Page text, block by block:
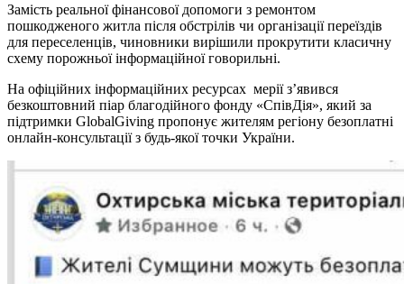
Замість реальної фінансової допомоги з ремонтом
пошкодженого житла після обстрілів чи організації переїздів
для переселенців, чиновники вирішили прокрутити класичну
схему порожньої інформаційної говорильні.
На офіційних інформаційних ресурсах мерії з’явився
безкоштовний піар благодійного фонду «СпівДія», який за
підтримки GlobalGiving пропонує жителям регіону безоплатні
онлайн-консультації з будь-якої точки України.